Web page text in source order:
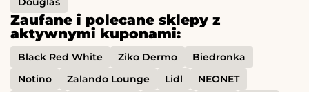
Zaufane i polecane sklepy z
aktywnymi kuponami:
Black Red White Ziko Dermo
Biedronka
Notino
Zalando Lounge Lidl
NEONET